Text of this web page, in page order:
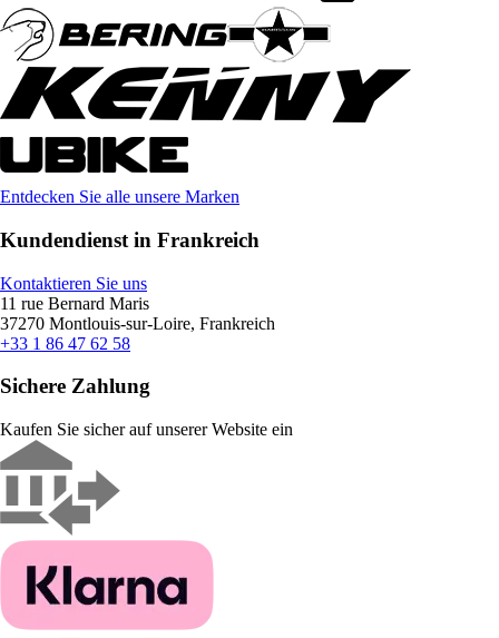
Entdecken Sie alle unsere Marken
Kundendienst in Frankreich
Kontaktieren Sie uns
11 rue Bernard Maris
37270 Montlouis-sur-Loire, Frankreich
+33 1 86 47 62 58
Sichere Zahlung
Kaufen Sie sicher auf unserer Website ein